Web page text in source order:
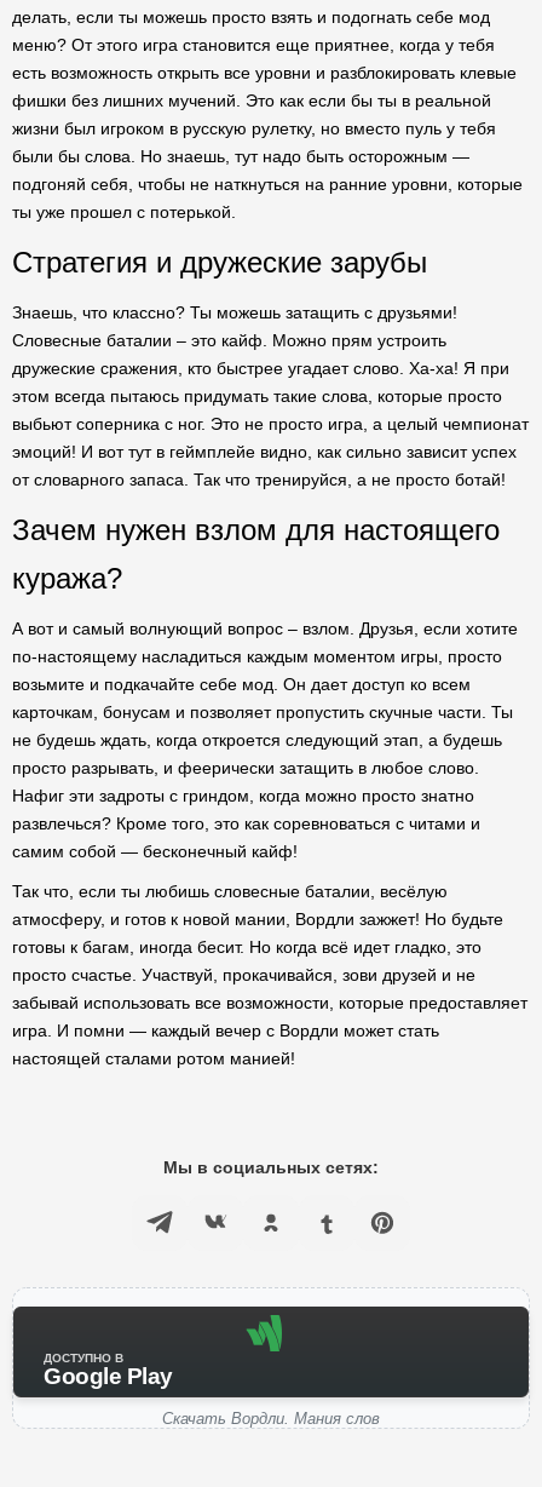
делать, если ты можешь просто взять и подогнать себе мод
меню? От этого игра становится еще приятнее, когда у тебя
есть возможность открыть все уровни и разблокировать клевые
фишки без лишних мучений. Это как если бы ты в реальной
жизни был игроком в русскую рулетку, но вместо пуль у тебя
были бы слова. Но знаешь, тут надо быть осторожным —
подгоняй себя, чтобы не наткнуться на ранние уровни, которые
ты уже прошел с потерькой.
Стратегия и дружеские зарубы
Знаешь, что классно? Ты можешь затащить с друзьями!
Словесные баталии – это кайф. Можно прям устроить
дружеские сражения, кто быстрее угадает слово. Ха-ха! Я при
этом всегда пытаюсь придумать такие слова, которые просто
выбьют соперника с ног. Это не просто игра, а целый чемпионат
эмоций! И вот тут в геймплейе видно, как сильно зависит успех
от словарного запаса. Так что тренируйся, а не просто ботай!
Зачем нужен взлом для настоящего
куража?
А вот и самый волнующий вопрос – взлом. Друзья, если хотите
по-настоящему насладиться каждым моментом игры, просто
возьмите и подкачайте себе мод. Он дает доступ ко всем
карточкам, бонусам и позволяет пропустить скучные части. Ты
не будешь ждать, когда откроется следующий этап, а будешь
просто разрывать, и феерически затащить в любое слово.
Нафиг эти задроты с гриндом, когда можно просто знатно
развлечься? Кроме того, это как соревноваться с читами и
самим собой — бесконечный кайф!
Так что, если ты любишь словесные баталии, весёлую
атмосферу, и готов к новой мании, Вордли зажжет! Но будьте
готовы к багам, иногда бесит. Но когда всё идет гладко, это
просто счастье. Участвуй, прокачивайся, зови друзей и не
забывай использовать все возможности, которые предоставляет
игра. И помни — каждый вечер с Вордли может стать
настоящей сталами ротом манией!
Мы в социальных сетях:
ДОСТУПНО В
Google Play
Скачать Вордли. Мания слов